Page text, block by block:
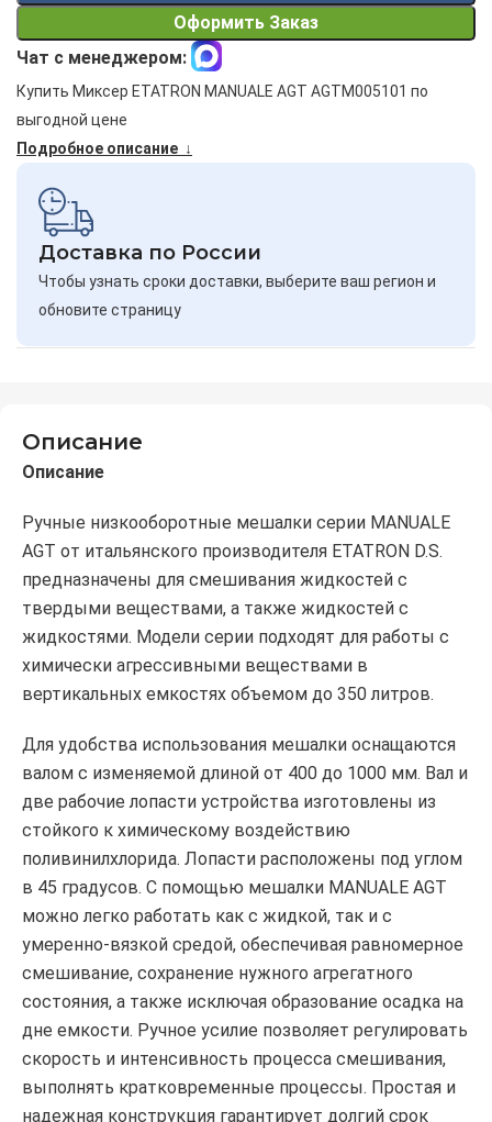
Оформить Заказ
Чат с менеджером:
Купить Миксер ETATRON MANUALE AGT AGTM005101 по
выгодной цене
Подробное описание ↓
Доставка по России
Чтобы узнать сроки доставки, выберите ваш регион и
обновите страницу
Описание
Описание
Ручные низкооборотные мешалки серии MANUALE
AGT от итальянского производителя ETATRON D.S.
предназначены для смешивания жидкостей с
твердыми веществами, а также жидкостей с
жидкостями. Модели серии подходят для работы с
химически агрессивными веществами в
вертикальных емкостях объемом до 350 литров.
Для удобства использования мешалки оснащаются
валом с изменяемой длиной от 400 до 1000 мм. Вал и
две рабочие лопасти устройства изготовлены из
стойкого к химическому воздействию
поливинилхлорида. Лопасти расположены под углом
в 45 градусов. С помощью мешалки MANUALE AGT
можно легко работать как с жидкой, так и с
умеренно-вязкой средой, обеспечивая равномерное
смешивание, сохранение нужного агрегатного
состояния, а также исключая образование осадка на
дне емкости. Ручное усилие позволяет регулировать
скорость и интенсивность процесса смешивания,
выполнять кратковременные процессы. Простая и
надежная конструкция гарантирует долгий срок